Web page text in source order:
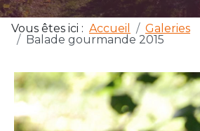
Vous êtes ici : Accueil
Galeries
Balade gourmande 2015